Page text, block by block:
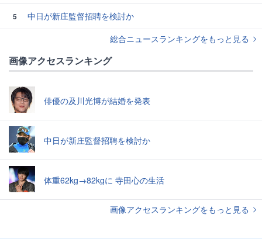
5
中日が新庄監督招聘を検討か
総合ニュースランキングをもっと見る
画像アクセスランキング
俳優の及川光博が結婚を発表
中日が新庄監督招聘を検討か
体重62kg→82kgに 寺田心の生活
画像アクセスランキングをもっと見る